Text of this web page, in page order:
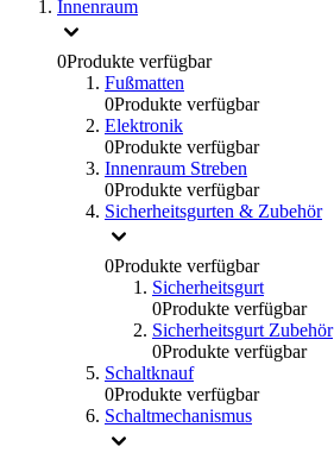
Innenraum
0Produkte verfügbar
Fußmatten
0Produkte verfügbar
Elektronik
0Produkte verfügbar
Innenraum Streben
0Produkte verfügbar
Sicherheitsgurten & Zubehör
0Produkte verfügbar
Sicherheitsgurt
0Produkte verfügbar
Sicherheitsgurt Zubehör
0Produkte verfügbar
Schaltknauf
0Produkte verfügbar
Schaltmechanismus